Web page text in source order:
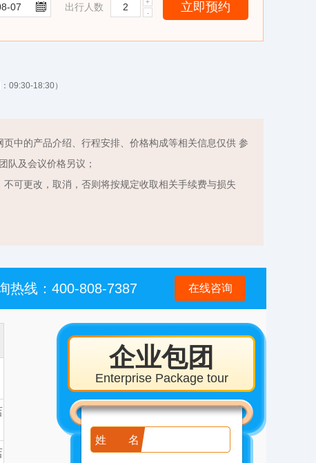
出行人数
09:30-18:30）
中的产品介绍、行程安排、价格构成等相关信息仅供 参
队及会议价格另议；
可更改，取消，否则将按规定收取相关手续费与损失
热线：400-808-7387 在线咨询
企业包团
Enterprise Package tour
姓名